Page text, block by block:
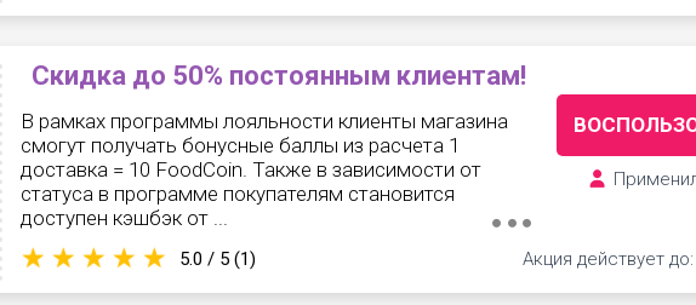
Скидка до 50% постоянным клиентам!
В рамках программы лояльности клиенты магазина
смогут получать бонусные баллы из расчета 1
доставка = 10 FoodCoin. Также в зависимости от
статуса в программе покупателям становится
доступен кэшбэк от ...
5.0 / 5 (1) Акция действует до: